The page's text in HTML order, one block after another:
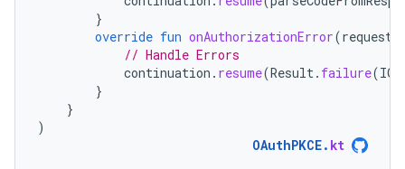
}
override fun onAuthorizationError(request
// Handle Errors
continuation . resume(Result. failure(
}
}
)
OAuthPKCE. kt